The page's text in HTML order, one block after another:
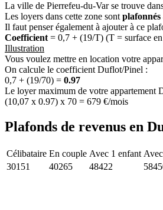
La ville de Pierrefeu-du-Var se trouve
Les loyers dans cette zone sont plafonnés
Il faut penser également à ajouter à ce
Coefficient = 0,7 + (19/T) (T = surface
Illustration
Vous voulez mettre en location votre
On calcule le coefficient Duflot/Pinel :
0,7 + (19/70) = 0.97
Le loyer maximum de votre appartement
(10,07 x 0.97) x 70 = 679 €/mois
Plafonds de revenus en
Célibataire En couple Avec 1 enfant
30151
40265 48422